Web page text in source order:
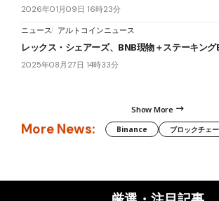
2026年01月09日 16時23分
ニュース アルトコインニュース
レックス・シェアーズ、BNB現物＋ステーキング
2025年08月27日 14時33分
Show More
More News: Binance ブロックチェ